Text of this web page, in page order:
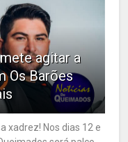
agitar a
Os Barões
xadrez! Nos dias 12 e